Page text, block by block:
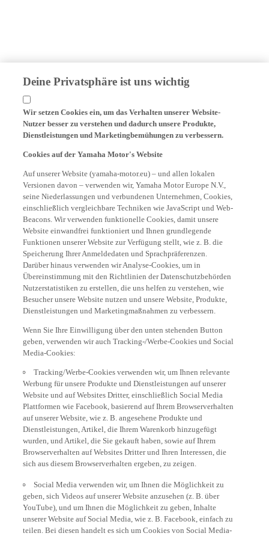
Deine Privatsphäre ist uns wichtig
Wir setzen Cookies ein, um das Verhalten unserer Website-
Nutzer besser zu verstehen und dadurch unsere Produkte,
Dienstleistungen und Marketingbemühungen zu verbessern.
Cookies auf der Yamaha Motor's Website
Auf unserer Website (yamaha-motor.eu) – und allen lokalen
Versionen davon – verwenden wir, Yamaha Motor Europe N.V.,
seine Niederlassungen und verbundenen Unternehmen, Cookies,
einschließlich vergleichbare Techniken wie JavaScript und Web-
Beacons. Wir verwenden funktionelle Cookies, damit unsere
Website einwandfrei funktioniert und Ihnen grundlegende
Funktionen unserer Website zur Verfügung stellt, wie z. B. die
Speicherung Ihrer Anmeldedaten und Sprachpräferenzen.
Darüber hinaus verwenden wir Analyse-Cookies, um in
Übereinstimmung mit den Richtlinien der Datenschutzbehörden
Nutzerstatistiken zu erstellen, die uns helfen zu verstehen, wie
Besucher unsere Website nutzen und unsere Website, Produkte,
Dienstleistungen und Marketingmaßnahmen zu verbessern.
Wenn Sie Ihre Einwilligung über den unten stehenden Button
geben, verwenden wir auch Tracking-/Werbe-Cookies und Social
Media-Cookies:
Tracking/Werbe-Cookies verwenden wir, um Ihnen relevante
Werbung für unsere Produkte und Dienstleistungen auf unserer
Website und auf Websites Dritter, einschließlich Social Media
Plattformen wie Facebook, basierend auf Ihrem Browserverhalten
auf unserer Website, wie z. B. angesehene Produkte und
Dienstleistungen, Artikel, die Ihrem Warenkorb hinzugefügt
wurden, und Artikel, die Sie gekauft haben, sowie auf Ihrem
Browserverhalten auf Websites Dritter und Ihren Interessen, die
sich aus diesem Browserverhalten ergeben, zu zeigen.
Social Media verwenden wir, um Ihnen die Möglichkeit zu
geben, sich Videos auf unserer Website anzusehen (z. B. über
YouTube), und um Ihnen die Möglichkeit zu geben, Inhalte
unserer Website auf Social Media, wie z. B. Facebook, einfach zu
teilen. Bei diesen handelt es sich um Cookies von Social Media-